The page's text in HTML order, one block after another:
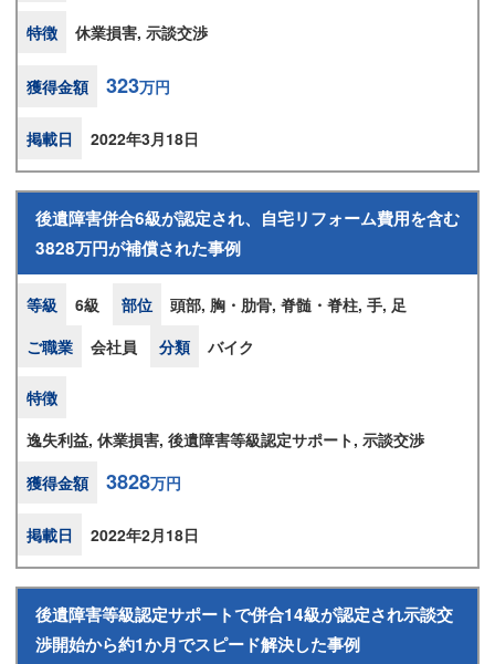
特徴 休業損害, 示談交渉
獲得金額 323万円
掲載日 2022年3月18日
後遺障害併合6級が認定され、自宅リフォーム費用を含む
3828万円が補償された事例
等級 6級 部位
頭部, 胸・肋骨, 脊髄・脊柱, 手, 足
ご職業
会社員 分類 バイク
特徴
逸失利益, 休業損害, 後遺障害等級認定サポート, 示談交渉
獲得金額
3828万円
掲載日 2022年2月18日
後遺障害等級認定サポートで併合14級が認定され示談交
渉開始から約1か月でスピード解決した事例